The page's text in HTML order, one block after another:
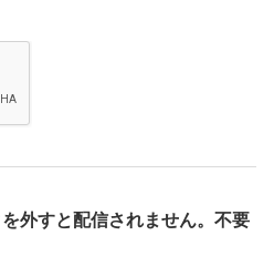
外すと配信されません。不要